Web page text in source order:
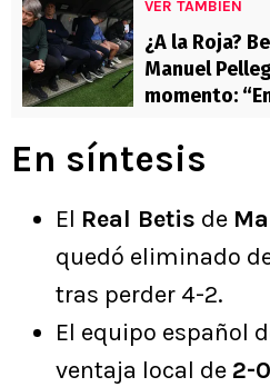
VER TAMBIÉN
¿A la Roja?
Manuel
momento:
En síntesis
El Real Betis de
quedó eliminado
tras perder 4-2.
El equipo español
ventaja local de 2-0